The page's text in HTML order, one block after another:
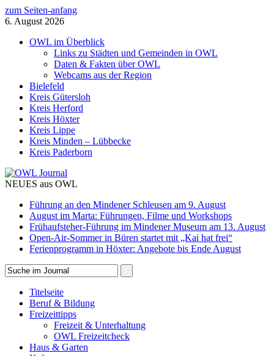
zum Seiten-anfang
6. August 2026
OWL im Überblick
Links zu Städten und Gemeinden in OWL
Daten & Fakten über OWL
Webcams aus der Region
Bielefeld
Kreis Gütersloh
Kreis Herford
Kreis Höxter
Kreis Lippe
Kreis Minden – Lübbecke
Kreis Paderborn
NEUES aus OWL
Führung an den Mindener Schleusen am 9. August
August im Marta: Führungen, Filme und Workshops
Frühaufsteher-Führung im Mindener Museum am 13. August
Open-Air-Sommer in Büren startet mit „Kai hat frei“
Ferienprogramm in Höxter: Angebote bis Ende August
Titelseite
Beruf & Bildung
Freizeittipps
Freizeit & Unterhaltung
OWL Freizeitcheck
Haus & Garten